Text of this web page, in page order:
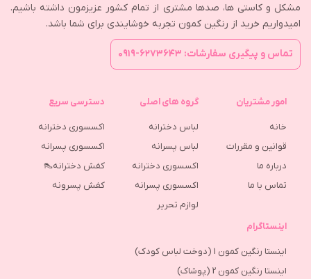
مشکل و کاستی ها، صدها مشتری از تمام کشور عزیزمون داشته باشیم.
امیدواریم خرید از رنگین کمون تجربه خوشایندی برای شما باشد.
تماس و پیگیری سفارشات: ۶۲۷۳۶۴۳-۰۹۱۹
امور مشتریان
خانه
قوانین و مقررات
درباره ما
تماس با ما
گروه های اصلی
لباس دخترانه
لباس پسرانه
اکسسوری دخترانه
اکسسوری پسرانه
لوازم تحریر
دسترسی سریع
اکسسوری دخترانه
اکسسوری پسرانه
کفش دخترانه👠
كفش پسرونه
اینستاگرام
اینستا رنگین کمون 1 (دوخت لباس کودک)
اینستا رنگین کمون 2 (پوشاک)